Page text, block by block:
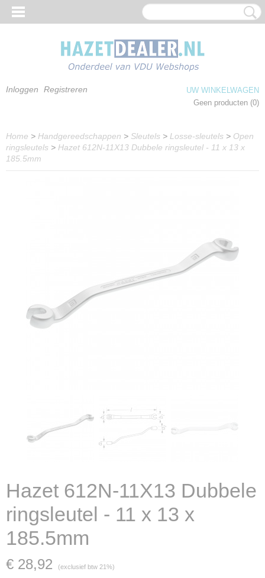
Inloggen Registreren
UW WINKELWAGEN
Geen producten (0)
Home > Handgereedschappen > Sleutels > Losse-sleutels > Open
ringsleutels > Hazet 612N-11X13 Dubbele ringsleutel - 11 x 13 x
185.5mm
Hazet 612N-11X13 Dubbele
ringsleutel - 11 x 13 x
185.5mm
€ 28,92 (exclusief btw 21%)